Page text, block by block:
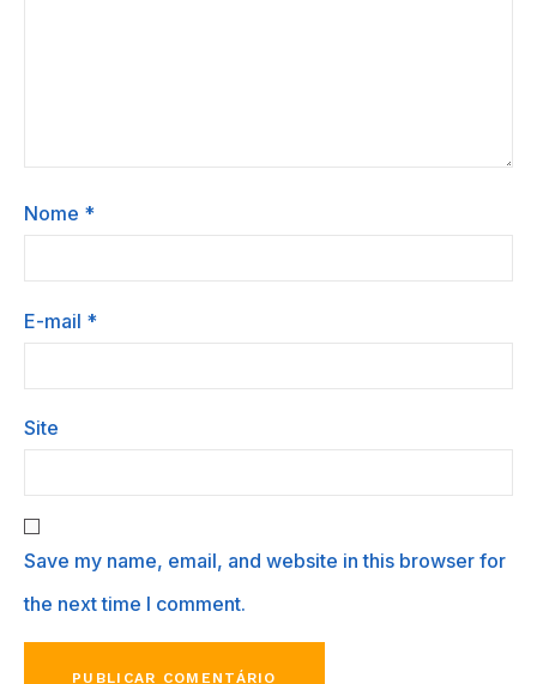
Nome *
E-mail *
Site
Save my name, email, and website in this browser for
the next time I comment.